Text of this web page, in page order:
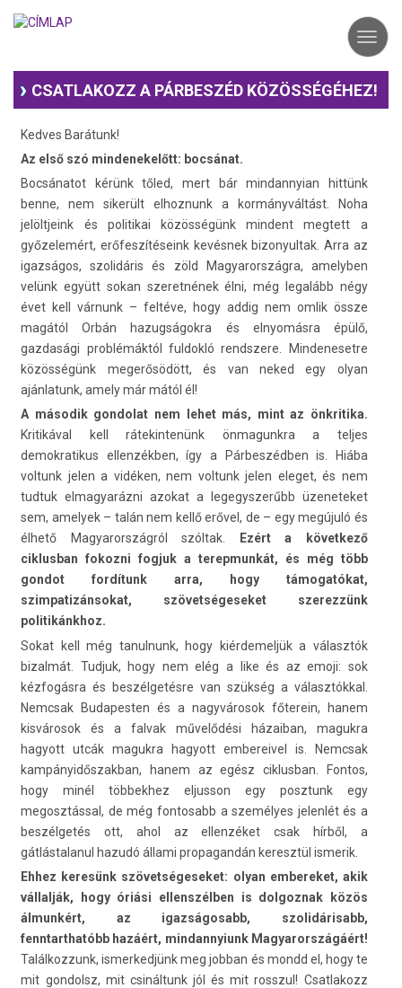
CSATLAKOZZ A PÁRBESZÉD KÖZÖSSÉGÉHEZ!
Kedves Barátunk!
Az első szó mindenekelőtt: bocsánat.
Bocsánatot kérünk tőled, mert bár mindannyian hittünk
benne, nem sikerült elhoznunk a kormányváltást. Noha
jelöltjeink és politikai közösségünk mindent megtett a
győzelemért, erőfeszítéseink kevésnek bizonyultak. Arra az
igazságos, szolidáris és zöld Magyarországra, amelyben
velünk együtt sokan szeretnének élni, még legalább négy
évet kell várnunk – feltéve, hogy addig nem omlik össze
magától Orbán hazugságokra és elnyomásra épülő,
gazdasági problémáktól fuldokló rendszere. Mindenesetre
közösségünk megerősödött, és van neked egy olyan
ajánlatunk, amely már mától él!
A második gondolat nem lehet más, mint az önkritika.
Kritikával kell rátekintenünk önmagunkra a teljes
demokratikus ellenzékben, így a Párbeszédben is. Hiába
voltunk jelen a vidéken, nem voltunk jelen eleget, és nem
tudtuk elmagyarázni azokat a legegyszerűbb üzeneteket
sem, amelyek – talán nem kellő erővel, de – egy megújuló és
élhető Magyarországról szóltak.
Ezért a következő
ciklusban fokozni fogjuk a terepmunkát, és még több
gondot fordítunk arra, hogy támogatókat,
szimpatizánsokat, szövetségeseket szerezzünk
politikánkhoz.
Sokat kell még tanulnunk, hogy kiérdemeljük a választók
bizalmát. Tudjuk, hogy nem elég a like és az emoji: sok
kézfogásra és beszélgetésre van szükség a választókkal.
Nemcsak Budapesten és a nagyvárosok főterein, hanem
kisvárosok és a falvak művelődési házaiban, magukra
hagyott utcák magukra hagyott embereivel is. Nemcsak
kampányidőszakban, hanem az egész ciklusban. Fontos,
hogy minél többekhez eljusson egy posztunk egy
megosztással, de még fontosabb a személyes jelenlét és a
beszélgetés ott, ahol az ellenzéket csak hírből, a
gátlástalanul hazudó állami propagandán keresztül ismerik.
Ehhez keresünk szövetségeseket: olyan embereket, akik
vállalják, hogy óriási ellenszélben is dolgoznak közös
álmunkért, az igazságosabb, szolidárisabb,
fenntarthatóbb hazáért, mindannyiunk Magyarországáért!
Találkozzunk, ismerkedjünk meg jobban és mondd el, hogy te
mit gondolsz, mit csináltunk jól és mit rosszul! Csatlakozz